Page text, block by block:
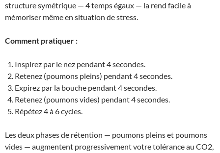
structure symétrique — 4 temps égaux — la rend facile à
mémoriser même en situation de stress.
Comment pratiquer :
Inspirez par le nez pendant 4 secondes.
Retenez (poumons pleins) pendant 4 secondes.
Expirez par la bouche pendant 4 secondes.
Retenez (poumons vides) pendant 4 secondes.
Répétez 4 à 6 cycles.
Les deux phases de rétention — poumons pleins et poumons
vides — augmentent progressivement votre tolérance au CO2,